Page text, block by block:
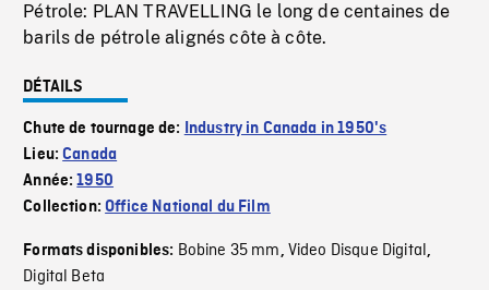
Pétrole: PLAN TRAVELLING le long de centaines de
barils de pétrole alignés côte à côte.
DÉTAILS
Chute de tournage de:
Industry in Canada in 1950's
Lieu:Canada
Année:1950
Collection:Office National du Film
Formats disponibles: Bobine 35 mm, Video Disque Digital,
Digital Beta